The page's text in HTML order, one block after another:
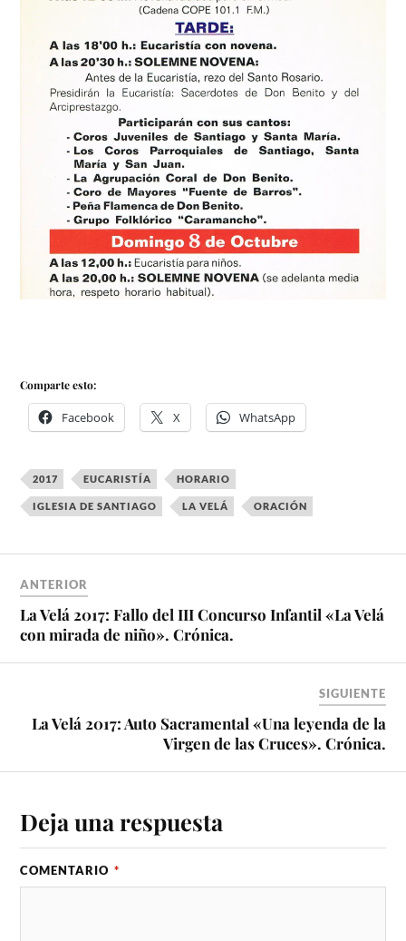
Comparte esto:
Facebook X WhatsApp
2017 EUCARISTÍA HORARIO
IGLESIA DE SANTIAGO LA VELÁ ORACIÓN
ANTERIOR
La Velá 2017: Fallo del III Concurso Infantil «La Velá
con mirada de niño». Crónica.
SIGUIENTE
La Velá 2017: Auto Sacramental «Una leyenda de la
Virgen de las Cruces». Crónica.
Deja una respuesta
COMENTARIO *